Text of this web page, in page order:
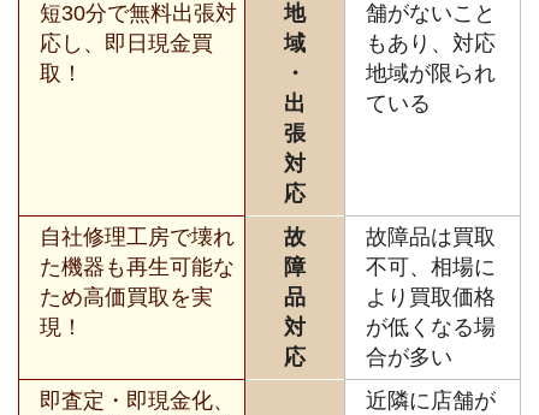
短30分で無料出張対
応し、即日現金買
取！
地
域
・
出
張
対
応
舗がないこと
もあり、対応
地域が限られ
ている
自社修理工房で壊れ
た機器も再生可能な
ため高価買取を実
現！
故
障
品
対
応
故障品は買取
不可、相場に
より買取価格
が低くなる場
合が多い
即査定・即現金化、
近隣に店舗が